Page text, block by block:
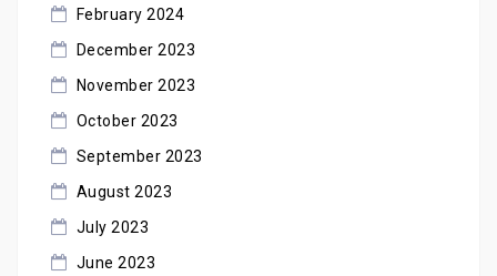
February 2024
December 2023
November 2023
October 2023
September 2023
August 2023
July 2023
June 2023